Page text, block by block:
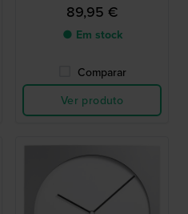
89,95 €
● Em stock
Comparar
Ver produto